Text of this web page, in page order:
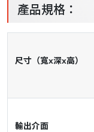
產品規格：
尺寸（寬x深x高）
輸出介面